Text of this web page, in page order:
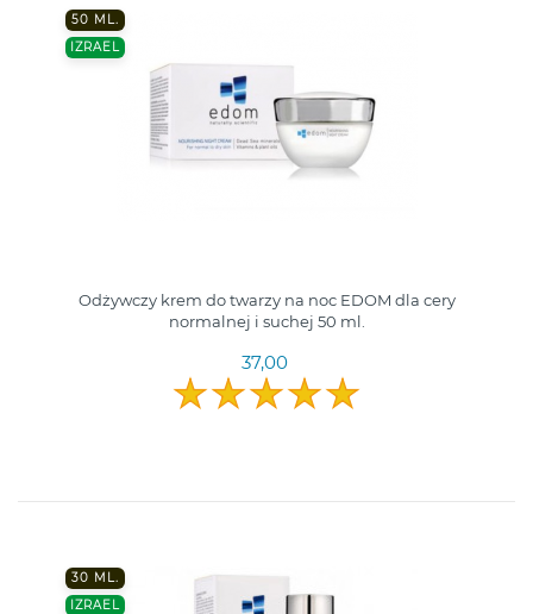
50 ML.
IZRAEL
Odżywczy krem do twarzy na noc EDOM dla cery
normalnej i suchej 50 ml.
37,00
30 ML.
IZRAEL